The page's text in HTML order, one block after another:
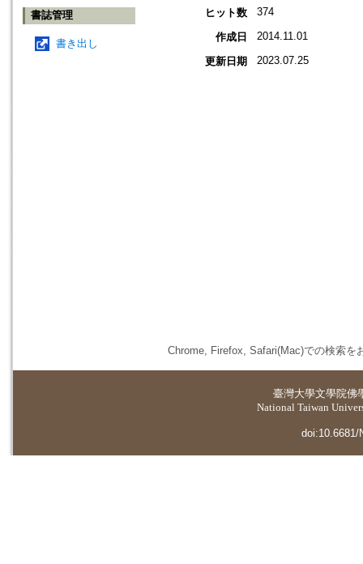
書誌管理
書き出し
ヒット数
374
作成日 2014.11.01
更新日期 2023.07.25
Chrome, Firefox, Safari(Mac)での検索を
臺灣大學文學院佛
National Taiwan
doi:10.6681/